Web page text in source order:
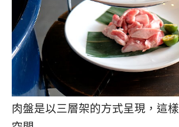
肉盤是以三層架的方式呈現，這